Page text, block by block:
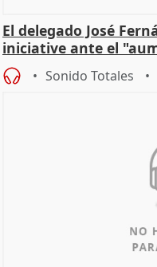
El delegado José
iniciative ante el
hogar en Madri
Sonido Totales